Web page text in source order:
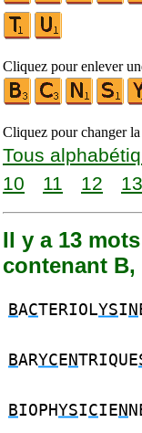
Cliquez pour enlever
Cliquez pour changer
Tous
10
11 12 13
Il y a 13
contenant B,
BACTERIOLYSI N
BARYC E NTRIQUE
BIOPHYSICIE N